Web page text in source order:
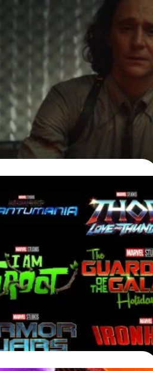
กแฟนทางทวิตเตอร์หลัง
ๆ ทางทวิตเตอร์หลังชม 'Loki' ตอน
ระเบิดลูกใหญ่ ใครอารมณ์ค้างอยู่
days ago
อนที่ 2): รวมทุกตัวอย่าง
งรู้ของ MCU จากงานใหญ่
ได้จัดงาน Disney Investor
ลงทุนทางธุรกิจประจำปี ซึ่งไฮไลต์ก็
การหนังและซีรีส์ใหม่ ๆ ให้นักลงทุน
างด้วย ดาวเด่นหนีไม่พ้นแฟรนไชส์
ร้างซีรีส์ออกมาอีก 10 เรื่อง สตรีม
นิเมชันต่าง ๆ ที่จะต่อยอดจาก
มิง Disney+ เช่นกัน และที่จะหยิบ
อ รวมทุกข่าวใหม่ล่าสุดจากจักรวาล
ๆ What the Fact ได้รู้